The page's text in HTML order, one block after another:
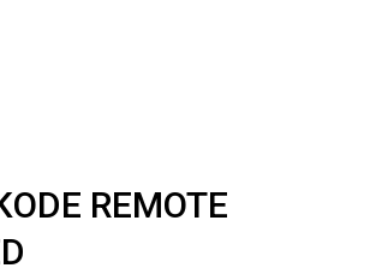
REMOTE